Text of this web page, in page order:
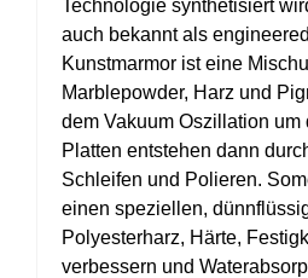
Technologie synthetisiert
auch bekannt als
Kunstmarmor ist eine
Marblepowder, Harz und
dem Vakuum Oszillation
Platten entstehen dann
Schleifen und Polieren.
einen speziellen,
Polyesterharz, Härte,
verbessern und